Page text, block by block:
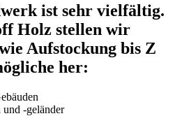
ist sehr vielfältig.
Holz stellen wir
Aufstockung bis Z
her:
-geländer